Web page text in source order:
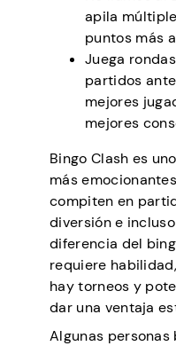
apila
puntos más
Juega
partidos
mejores
mejores
Bingo Clash es
más
compiten en
diversión e
diferencia del
requiere
hay torneos y
dar una ventaja
Algunas